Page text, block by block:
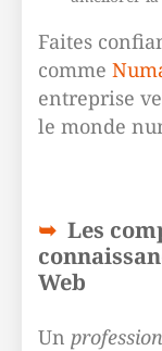
Faites
comme
entreprise
le monde
Les
Web
Un